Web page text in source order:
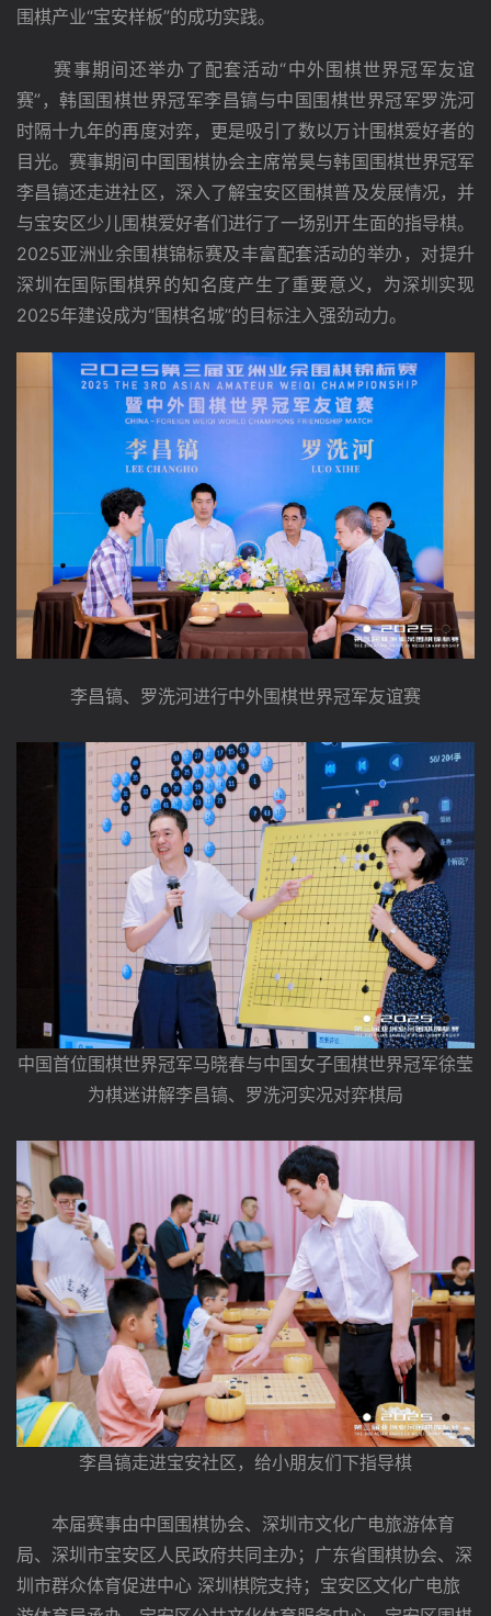
围棋产业“宝安样板”的成功实践。
赛事期间还举办了配套活动“中外围棋世界冠军友谊
赛”，韩国围棋世界冠军李昌镐与中国围棋世界冠军罗洗河
时隔十九年的再度对弈，更是吸引了数以万计围棋爱好者的
目光。赛事期间中国围棋协会主席常昊与韩国围棋世界冠军
李昌镐还走进社区，深入了解宝安区围棋普及发展情况，并
与宝安区少儿围棋爱好者们进行了一场别开生面的指导棋。
2025亚洲业余围棋锦标赛及丰富配套活动的举办，对提升
深圳在国际围棋界的知名度产生了重要意义，为深圳实现
2025年建设成为“围棋名城”的目标注入强劲动力。
李昌镐、罗洗河进行中外围棋世界冠军友谊赛
中国首位围棋世界冠军马晓春与中国女子围棋世界冠军徐莹
为棋迷讲解李昌镐、罗洗河实况对弈棋局
李昌镐走进宝安社区，给小朋友们下指导棋
本届赛事由中国围棋协会、深圳市文化广电旅游体育
局、深圳市宝安区人民政府共同主办；广东省围棋协会、深
圳市群众体育促进中心 深圳棋院支持；宝安区文化广电旅